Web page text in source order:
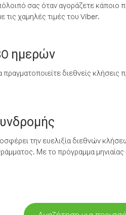
σας όταν αγοράζετε κάποιο
χαμηλές τιμές του Viber.
ημερών
διεθνείς
την ευελιξία διεθνών
Με το πρόγραμμα